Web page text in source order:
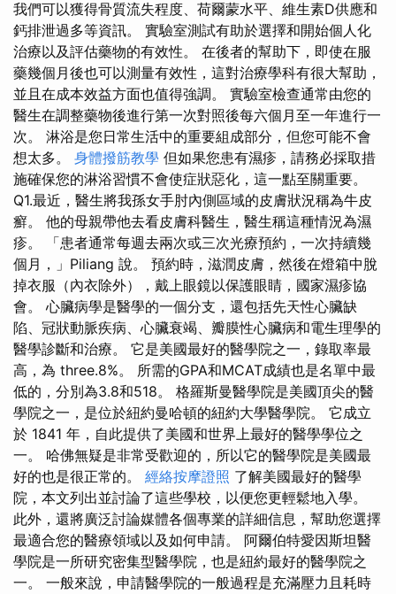
我們可以獲得骨質流失程度、荷爾蒙水平、維生素D供應和
鈣排泄過多等資訊。 實驗室測試有助於選擇和開始個人化
治療以及評估藥物的有效性。 在後者的幫助下，即使在服
藥幾個月後也可以測量有效性，這對治療學科有很大幫助，
並且在成本效益方面也值得強調。 實驗室檢查通常由您的
醫生在調整藥物後進行第一次對照後每六個月至一年進行一
次。 淋浴是您日常生活中的重要組成部分，但您可能不會
想太多。 身體撥筋教學 但如果您患有濕疹，請務必採取措
施確保您的淋浴習慣不會使症狀惡化，這一點至關重要。
Q1.最近，醫生將我孫女手肘內側區域的皮膚狀況稱為牛皮
癬。 他的母親帶他去看皮膚科醫生，醫生稱這種情況為濕
疹。 「患者通常每週去兩次或三次光療預約，一次持續幾
個月，」Piliang 說。 預約時，滋潤皮膚，然後在燈箱中脫
掉衣服（內衣除外），戴上眼鏡以保護眼睛，國家濕疹協
會。 心臟病學是醫學的一個分支，還包括先天性心臟缺
陷、冠狀動脈疾病、心臟衰竭、瓣膜性心臟病和電生理學的
醫學診斷和治療。 它是美國最好的醫學院之一，錄取率最
高，為 three.8%。 所需的GPA和MCAT成績也是名單中最
低的，分別為3.8和518。 格羅斯曼醫學院是美國頂尖的醫
學院之一，是位於紐約曼哈頓的紐約大學醫學院。 它成立
於 1841 年，自此提供了美國和世界上最好的醫學學位之
一。 哈佛無疑是非常受歡迎的，所以它的醫學院是美國最
好的也是很正常的。 經絡按摩證照 了解美國最好的醫學
院，本文列出並討論了這些學校，以便您更輕鬆地入學。
此外，還將廣泛討論媒體各個專業的詳細信息，幫助您選擇
最適合您的醫療領域以及如何申請。 阿爾伯特愛因斯坦醫
學院是一所研究密集型醫學院，也是紐約最好的醫學院之
一。 一般來說，申請醫學院的一般過程是充滿壓力且耗時